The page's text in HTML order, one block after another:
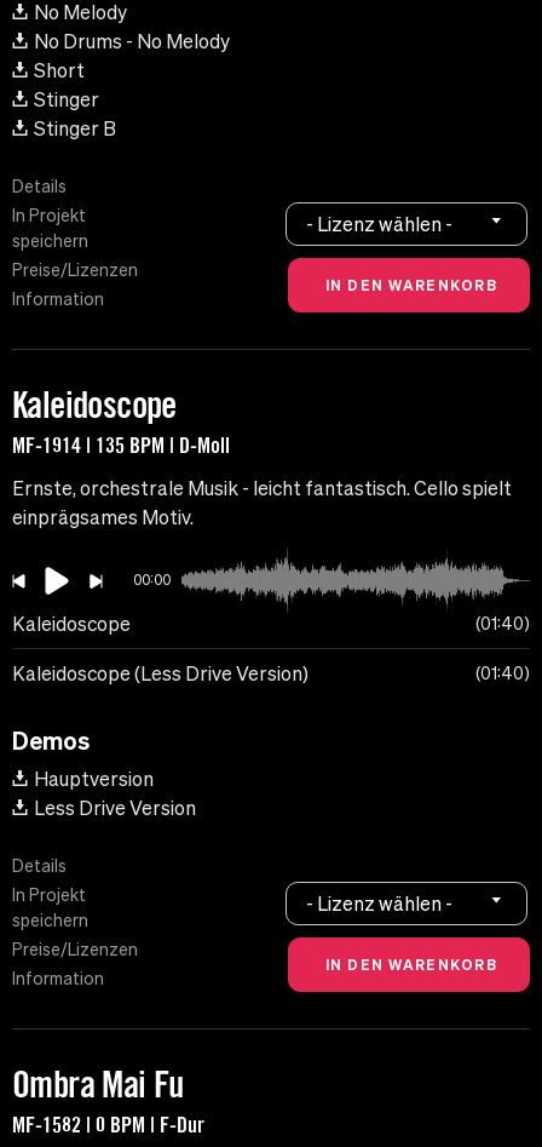
No Melody
No Drums - No Melody
Short
Stinger
Stinger B
Details
In Projekt
speichern
Preise/Lizenzen
Information
- Lizenz wählen -
Kaleidoscope
MF-1914 | 135 BPM | D-Moll
Ernste, orchestrale Musik - leicht fantastisch. Cello spielt
einprägsames Motiv.
00:00
Kaleidoscope 01:40
Kaleidoscope (Less Drive Version) 01:40
Demos
Hauptversion
Less Drive Version
Details
In Projekt
speichern
Preise/Lizenzen
Information
- Lizenz wählen -
Ombra Mai Fu
MF-1582 | 0 BPM | F-Dur